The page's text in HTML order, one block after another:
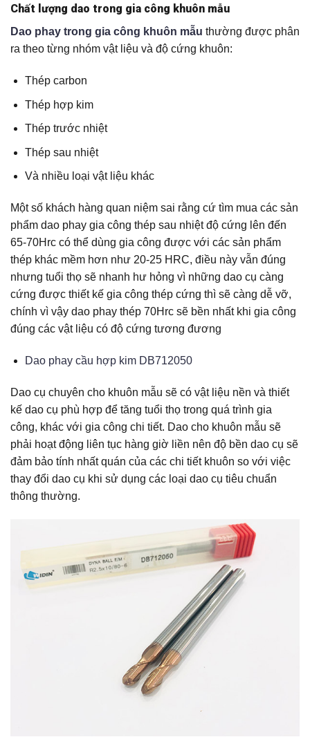
Chất lượng dao trong gia công khuôn mẫu
Dao phay trong gia công khuôn mẫu thường được phân
ra theo từng nhóm vật liệu và độ cứng khuôn:
Thép carbon
Thép hợp kim
Thép trước nhiệt
Thép sau nhiệt
Và nhiều loại vật liệu khác
Một số khách hàng quan niệm sai rằng cứ tìm mua các sản
phẩm dao phay gia công thép sau nhiệt độ cứng lên đến
65-70Hrc có thể dùng gia công được với các sản phẩm
thép khác mềm hơn như 20-25 HRC, điều này vẫn đúng
nhưng tuổi thọ sẽ nhanh hư hỏng vì những dao cụ càng
cứng được thiết kế gia công thép cứng thì sẽ càng dễ vỡ,
chính vì vậy dao phay thép 70Hrc sẽ bền nhất khi gia công
đúng các vật liệu có độ cứng tương đương
Dao phay cầu hợp kim DB712050
Dao cụ chuyên cho khuôn mẫu sẽ có vật liệu nền và thiết
kế dao cụ phù hợp để tăng tuổi thọ trong quá trình gia
công, khác với gia công chi tiết. Dao cho khuôn mẫu sẽ
phải hoạt động liên tục hàng giờ liền nên độ bền dao cụ sẽ
đảm bảo tính nhất quán của các chi tiết khuôn so với việc
thay đổi dao cụ khi sử dụng các loại dao cụ tiêu chuẩn
thông thường.